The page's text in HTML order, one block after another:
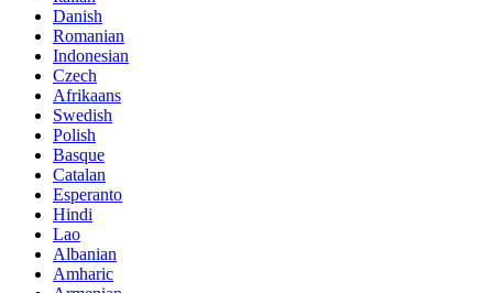
Danish
Romanian
Indonesian
Czech
Afrikaans
Swedish
Polish
Basque
Catalan
Esperanto
Hindi
Lao
Albanian
Amharic